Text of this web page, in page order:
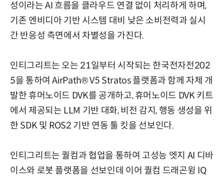
성이라는 AI 흐름을 클라우드 연결 없이 처리하게 하며,
기존 엔비디아 기반 시스템 대비 낮은 소비전력과 실시
간 반응성 측면에서 차별성을 가진다.
인티그리트는 오는 21일부터 시작되는 한국전자전202
5을 통하여 AirPath® V5 Stratos 플랫폼과 함께 자체 개
발한 휴머노이드 DVK를 공개하고, 휴머노이드 DVK 키트
에서 제공되는 LLM 기반 대화, 비전 감지, 행동 생성을 위
한 SDK 및 ROS2 기반 연동 툴 킷을 선보인다.
인티그리트는 퀄컴과 협업을 통하여 고성능 엣지 AI 디바
이스와 로봇 플랫폼을 선보인데 이어 퀄컴 드래곤윙 IQ